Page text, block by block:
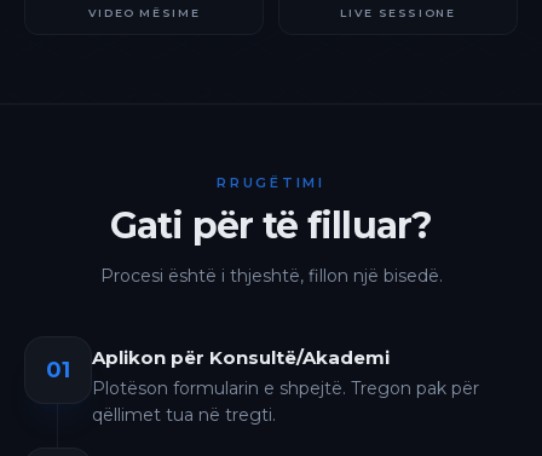
VIDEO MËSIME LIVE SESSIONE
RRUGËTIMI
Gati për të filluar?
Procesi është i thjeshtë, fillon një bisedë.
01 Aplikon për Konsultë/Akademi
Plotëson formularin e shpejtë. Tregon pak për
qëllimet tua në tregti.